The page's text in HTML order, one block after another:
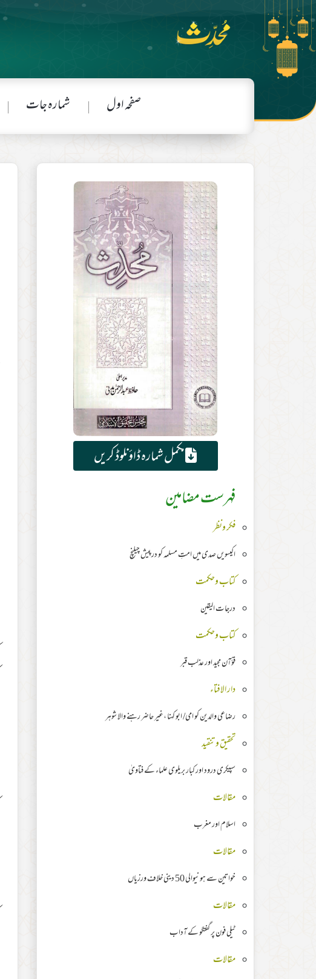
صفحہ اول شمارہ جات
مکمل شمارہ ڈاؤنلوڈ کریں
فہرست مضامین
فکر ونظر
اکیسویں صدی میں امتِ مسلمہ کو درپیش چیلنچ
کتاب وحکمت
درجات اليقين
کتاب وحکمت
قؤآن مجید اور عذلب قبر
دار الافتاء
رضاعی والدین کو امی/ ابو کہنا ،غیر حاضر رہنے والا شوہر
تحقیق وتنقید
سپیکری درود اور کبار بریلوی علماء کے فتاویٰ
مقالات
اسلام اور مغرب
مقالات
خواتین سے ہونیوالی 50 دینی خلاف ورزیاں
مقالات
ٹیلی فون پر گفتگو کے آداب
مقالات